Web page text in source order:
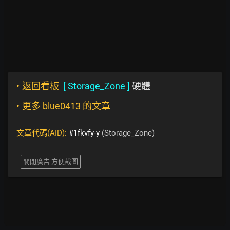
‣ 返回看板 [Storage_Zone ] 硬體
‣ 更多 blue0413 的文章
文章代碼(AID): #1fkvfy-y (Storage_Zone)
關閉廣告 方便截圖